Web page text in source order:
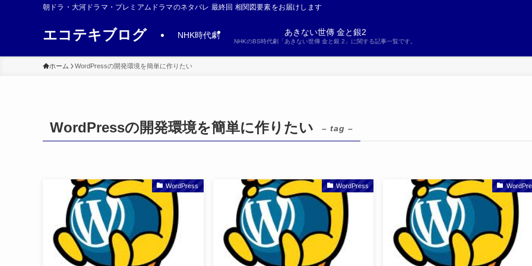
朝ドラ・大河ドラマ・プレミアムドラマのネタバレ 最終回 相関図要素をお届けします
エコテキブログ NHK時代劇 あきない世傳 金と銀2
NHKのBS時代劇「あきない世傳 金と銀 2」に関する記事一覧です。
ホーム WordPressの開発環境を簡単に作りたい
WordPressの開発環境を簡単に作りたい – tag –
WordPress WordPress